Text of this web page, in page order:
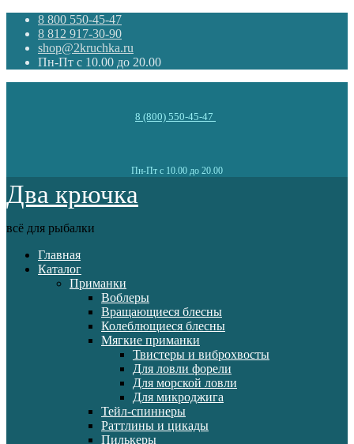
8 800 550-45-47
8 812 917-30-90
shop@2kruchka.ru
Пн-Пт с 10.00 до 20.00
8 (800) 550-45-47
Пн-Пт с 10.00 до 20.00
Два крючка
всё для рыбалки
Главная
Каталог
Приманки
Воблеры
Вращающиеся блесны
Колеблющиеся блесны
Мягкие приманки
Твистеры и виброхвосты
Для ловли форели
Для морской ловли
Для микроджига
Тейл-спиннеры
Раттлины и цикады
Пилькеры